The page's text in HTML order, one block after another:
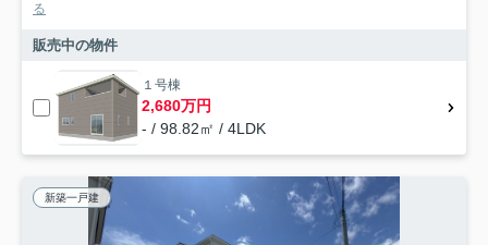
る
販売中の物件
１号棟
2,680万円
- / 98.82㎡ / 4LDK
新築一戸建